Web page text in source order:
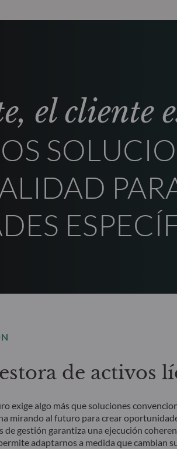
el cliente
de activos
exige algo más que soluciones
mirando al futuro para crear
gestión garantiza una ejecución
adaptarnos a medida que cambian